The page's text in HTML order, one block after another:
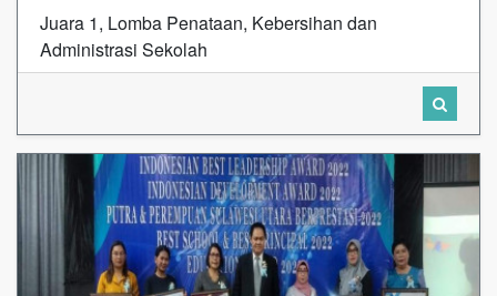
Juara 1, Lomba Penataan, Kebersihan dan
Administrasi Sekolah